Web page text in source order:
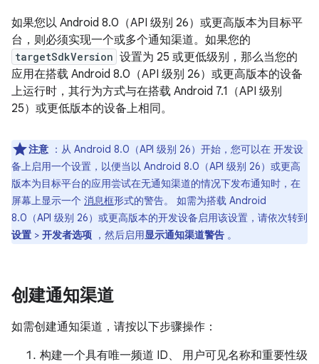
如果您以 Android 8.0（API 级别 26）或更高版本为目标平
台，则必须实现一个或多个通知渠道。如果您的
targetSdkVersion 设置为 25 或更低级别，那么当您的
应用在搭载 Android 8.0（API 级别 26）或更高版本的设备
上运行时，其行为方式与在搭载 Android 7.1（API 级别
25）或更低版本的设备上相同。
注意 ：从 Android 8.0（API 级别 26）开始，您可以在 开发设
备上启用一个设置，以便当以 Android 8.0（API 级别 26）或更高
版本为目标平台的应用尝试在无通知渠道的情况下发布通知时，在
屏幕上显示一个 消息框形式的警告。 如需为搭载 Android
8.0（API 级别 26）或更高版本的开发设备启用该设置，请依次转到
设置 > 开发者选项 ，然后启用显示通知渠道警告 。
创建通知渠道
如需创建通知渠道，请按以下步骤操作：
构建一个具有唯一频道 ID、 用户可见名称和重要性级